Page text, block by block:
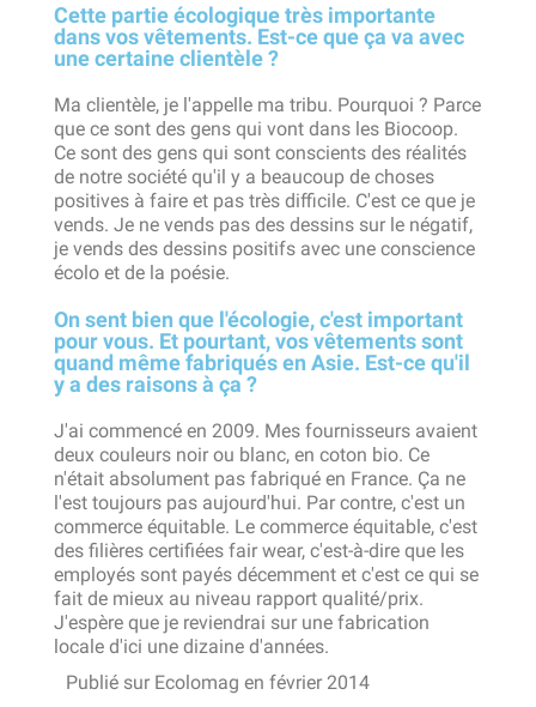
Cette partie écologique très importante
dans vos vêtements. Est-ce que ça va avec
une certaine clientèle ?
Ma clientèle, je l'appelle ma tribu. Pourquoi ? Parce
que ce sont des gens qui vont dans les Biocoop.
Ce sont des gens qui sont conscients des réalités
de notre société qu'il y a beaucoup de choses
positives à faire et pas très difficile. C'est ce que je
vends. Je ne vends pas des dessins sur le négatif,
je vends des dessins positifs avec une conscience
écolo et de la poésie.
On sent bien que l'écologie, c'est important
pour vous. Et pourtant, vos vêtements sont
quand même fabriqués en Asie. Est-ce qu'il
y a des raisons à ça ?
J'ai commencé en 2009. Mes fournisseurs avaient
deux couleurs noir ou blanc, en coton bio. Ce
n'était absolument pas fabriqué en France. Ça ne
l'est toujours pas aujourd'hui. Par contre, c'est un
commerce équitable. Le commerce équitable, c'est
des filières certifiées fair wear, c'est-à-dire que les
employés sont payés décemment et c'est ce qui se
fait de mieux au niveau rapport qualité/prix.
J'espère que je reviendrai sur une fabrication
locale d'ici une dizaine d'années.
Publié sur Ecolomag en février 2014